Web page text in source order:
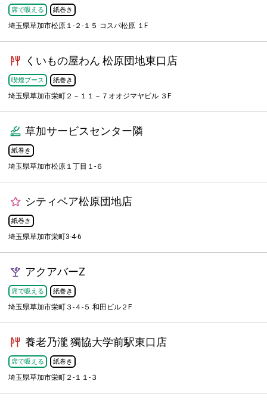
席で吸える 紙巻き
埼玉県草加市松原１-２-１５ コスパ松原 １F
くいもの屋わん 松原団地東口店
喫煙ブース 紙巻き
埼玉県草加市栄町２－１１－７オオジマヤビル ３F
草加サービスセンター隣
紙巻き
埼玉県草加市松原１丁目１-６
シティベア松原団地店
紙巻き
埼玉県草加市栄町3-4-6
アクアバーZ
席で吸える 紙巻き
埼玉県草加市栄町３-４-５ 和田ビル２F
養老乃瀧 獨協大学前駅東口店
席で吸える 紙巻き
埼玉県草加市栄町２-１１-３